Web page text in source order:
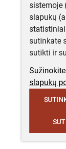
sistemoje
slapukų
sutinkate
sutikti ir
slapukų